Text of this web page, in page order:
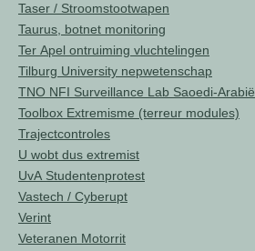
Taser / Stroomstootwapen
Taurus, botnet monitoring
Ter Apel ontruiming vluchtelingen
Tilburg University nepwetenschap
TNO NFI Surveillance Lab Saoedi-Arabië
Toolbox Extremisme (terreur modules)
Trajectcontroles
U wobt dus extremist
UvA Studentenprotest
Vastech / Cyberupt
Verint
Veteranen Motorrit